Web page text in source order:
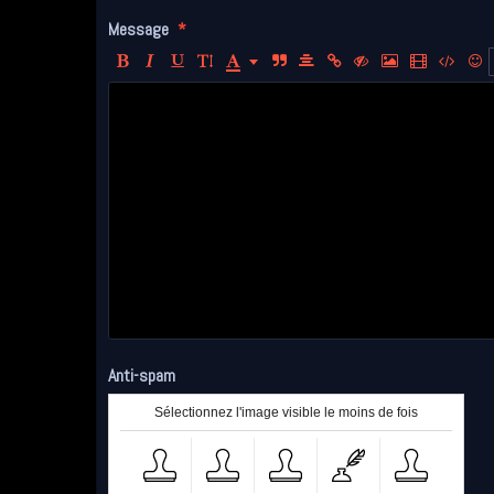
Message
Anti-spam
Sélectionnez l'image visible le moins de fois